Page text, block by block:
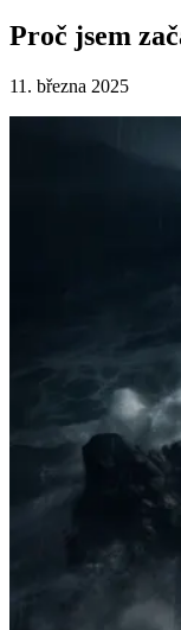
Proč jsem
11. března 2025